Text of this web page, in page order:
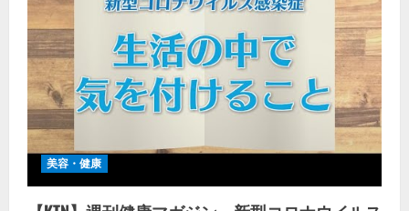
美容・健康